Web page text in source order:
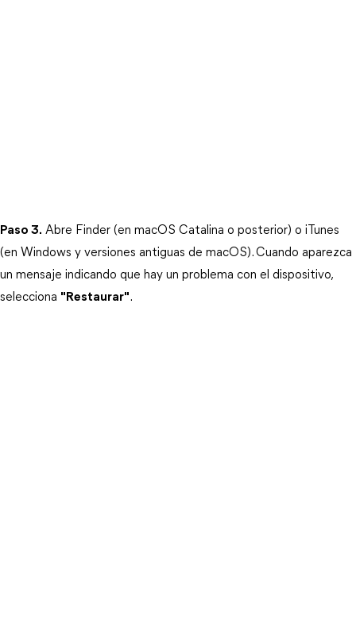
Paso 3. Abre Finder (en macOS Catalina o posterior) o iTunes
(en Windows y versiones antiguas de macOS). Cuando aparezca
un mensaje indicando que hay un problema con el dispositivo,
selecciona "Restaurar".